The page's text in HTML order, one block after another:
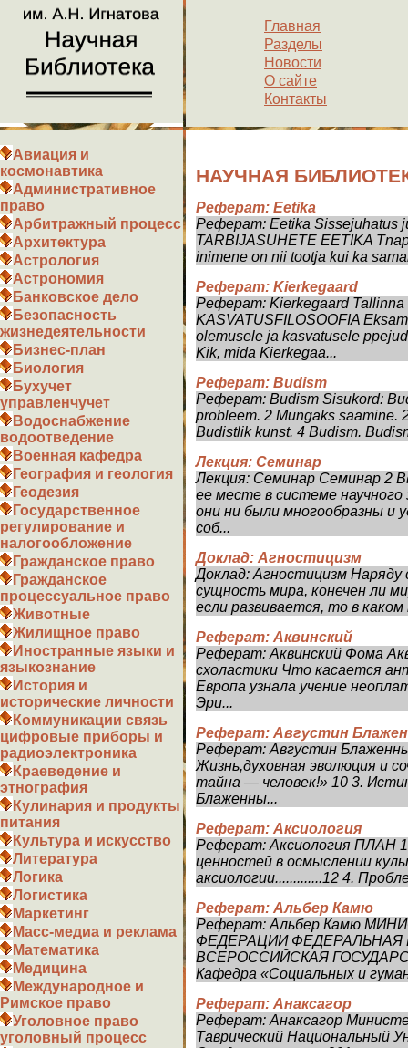
Главная
Разделы
Новости
О сайте
Контакты
Авиация и
космонавтика
Административное
право
Арбитражный процесс
Архитектура
Астрология
Астрономия
Банковское дело
Безопасность
жизнедеятельности
Бизнес-план
Биология
Бухучет
управленчучет
Водоснабжение
водоотведение
Военная кафедра
География и геология
Геодезия
Государственное
регулирование и
налогообложение
Гражданское право
Гражданское
процессуальное право
Животные
Жилищное право
Иностранные языки и
языкознание
История и
исторические личности
Коммуникации связь
цифровые приборы и
радиоэлектроника
Краеведение и
этнография
Кулинария и продукты
питания
Культура и искусство
Литература
Логика
Логистика
Маркетинг
Масс-медиа и реклама
Математика
Медицина
Международное и
Римское право
Уголовное право
уголовный процесс
НАУЧНАЯ
Реферат: Eetika
Реферат: Eetika Sissejuhatus
TARBIJASUHETE EETIKA
inimene on nii tootja kui ka
Реферат: Kierkegaard
Реферат: Kierkegaard Tallinna
KASVATUSFILOSOOFIA
olemusele ja kasvatusele
Kik, mida Kierkegaa...
Реферат: Budism
Реферат: Budism Sisukord:
probleem. 2 Mungaks saamine.
Budistlik kunst. 4 Budism.
Лекция: Cеминар
Лекция: Cеминар Семинар 2
ее месте в системе научного
они ни были многообразны и
соб...
Доклад: Агностицизм
Доклад: Агностицизм Наряду
сущность мира, конечен ли
если развивается, то в
Реферат: Аквинский
Реферат: Аквинский Фома
схоластики Что касается
Европа узнала учение
Эри...
Реферат: Августин
Реферат: Августин
Жизнь,духовная эволюция и
тайна — человек!» 10 3.
Блаженны...
Реферат: Аксиология
Реферат: Аксиология ПЛАН 1.
ценностей в осмыслении
аксиологии.............12 4.
Реферат: Альбер Камю
Реферат: Альбер Камю
ФЕДЕРАЦИИ ФЕДЕРАЛЬНАЯ
ВСЕРОССИЙСКАЯ
Кафедра «Социальных и
Реферат: Анаксагор
Реферат: Анаксагор
Таврический Национальный